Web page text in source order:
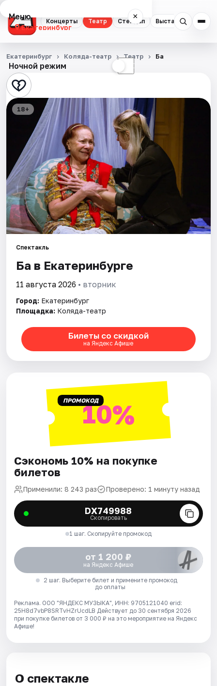
Концерты Театр Стендап Выставки
Меню ×
Екатеринбург
Концерты
Театр
Стендап
Выставки
Квесты
Экскурсии
Спорт
События
Площадки
Артисты
Рейтинги
Ночной режим ☾
Екатеринбург Коляда-театр Театр Ба
18+
Спектакль
Ба в Екатеринбурге
11 августа 2026 • вторник
Город: Екатеринбург
Площадка: Коляда-театр
Билеты со скидкой
на Яндекс Афише
ПРОМОКОД10%
Сэкономь 10% на покупке
билетов
Применили: 8 243 раз Проверено: 1 минуту назад
DX749988
Скопировать
1 шаг. Скопируйте промокод
от 1 200 ₽
на Яндекс Афише
2 шаг. Выберите билет и примените промокод
до оплаты
Реклама. ООО "ЯНДЕКС МУЗЫКА", ИНН: 9705121040 erid:
25H8d7vbP8SRTvHZrUcdLB Действует до 30 сентября 2026
при покупке билетов от 3 000 ₽ на это мероприятие на Яндекс
Афише!
О спектакле